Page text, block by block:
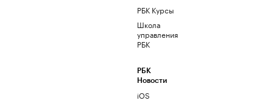
РБК Курсы
Школа
управления
РБК
РБК
Новости
iOS